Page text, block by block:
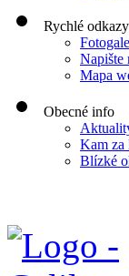
Rychlé odkazy
Napište
Mapa
Obecné info
Kam za
Blízké